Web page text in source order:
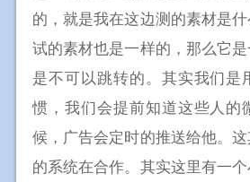
的，就是我在这边测的素材是
试的素材也是一样的，那么它
是不可以跳转的。其实我们是
惯，我们会提前知道这些人的
候，广告会定时的推送给他。
的系统在合作。其实这里有一